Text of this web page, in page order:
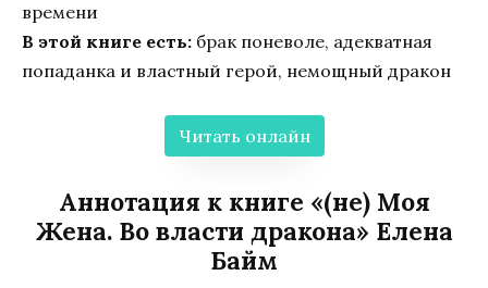
времени
В этой книге есть: брак поневоле, адекватная
попаданка и властный герой, немощный дракон
Читать онлайн
Аннотация к книге «(не) Моя
Жена. Во власти дракона» Елена
Байм